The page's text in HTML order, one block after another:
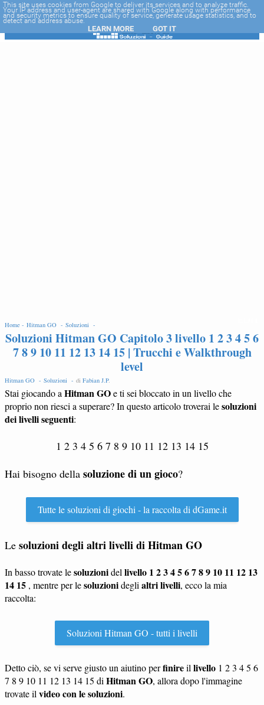
-->
Home - Hitman GO - Soluzioni -
Soluzioni Hitman GO Capitolo 3 livello 1 2 3 4 5 6
7 8 9 10 11 12 13 14 15 | Trucchi e Walkthrough
level
Hitman GO - Soluzioni - di Fabian J.P.
Stai giocando a Hitman GOe ti sei bloccato in un livello che
proprio non riesci a superare? In questo articolo troverai lesoluzioni
dei livelli seguenti:
1 2 3 4 5 6 7 8 9 10 11 12 13 14 15
Hai bisogno della soluzione di un gioco?
Tutte le soluzioni di giochi - la raccolta di dGame.it
Le soluzioni degli altri livelli diHitman GO
In basso trovate lesoluzionidel livello 1 2 3 4 5 6 7 8 9 10 11 12 13
14 15 , mentre per lesoluzionidegli altri livelli, ecco la mia
raccolta:
Soluzioni Hitman GO - tutti i livelli
Detto ciò, se vi serve giusto un aiutino perfinireil livello 1 2 3 4 5 6
7 8 9 10 11 12 13 14 15 di Hitman GO, allora dopo l'immagine
trovate il video con le soluzioni.
This site uses cookies from Google to deliver its services and to analyze traffic.
Your IP address and user-agent are shared with Google along with performance
and security metrics to ensure quality of service, generate usage statistics, and to
detect and address abuse.
LEARN MORE GOT IT